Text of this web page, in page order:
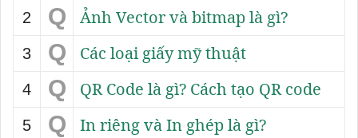
2 Q Ảnh Vector và bitmap là gì?
3 Q Các loại giấy mỹ thuật
4 Q QR Code là gì? Cách tạo QR code
5 Q In riêng và In ghép là gì?